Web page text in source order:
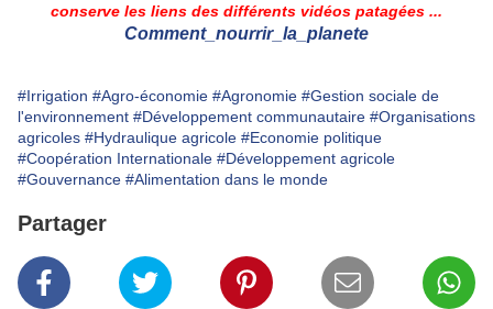
conserve les liens des différents vidéos patagées ...
Comment_nourrir_la_planete
#Irrigation #Agro-économie #Agronomie #Gestion sociale de
l'environnement #Développement communautaire #Organisations
agricoles #Hydraulique agricole #Economie politique
#Coopération Internationale #Développement agricole
#Gouvernance #Alimentation dans le monde
Partager